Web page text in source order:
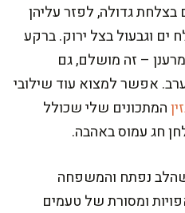
בצלחת גדולה, לפזר עליהן
ים וגבעול בצל ירוק. ברקע
– זה מושלם, גם
אפשר למצוא עוד שילובי
המתכונים שלי שכולל
חג עמוס באהבה.
נפתח והמשפחה
ומסורת של טעמים